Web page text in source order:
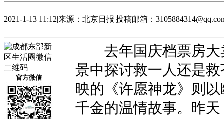
2021-1-13 11:12|来源：北京日报|投稿邮箱：
官方微信
去年国庆档票房大
景中探讨救一人还是
映的《许愿神龙》则
千金的温情故事。昨